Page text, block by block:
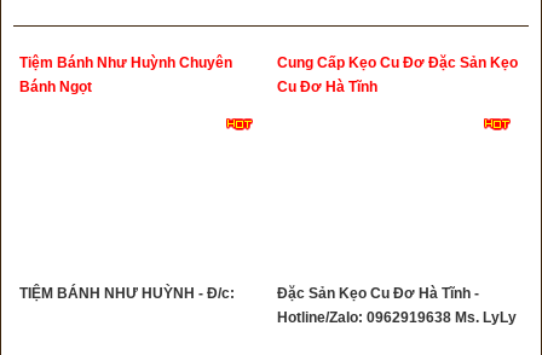
Tiệm Bánh Như Huỳnh Chuyên
Bánh Ngọt
TIỆM BÁNH NHƯ HUỲNH - Đ/c:
Cung Cấp Kẹo Cu Đơ Đặc Sản Kẹo
Cu Đơ Hà Tĩnh
Đặc Sản Kẹo Cu Đơ Hà Tĩnh -
Hotline/Zalo: 0962919638 Ms. LyLy